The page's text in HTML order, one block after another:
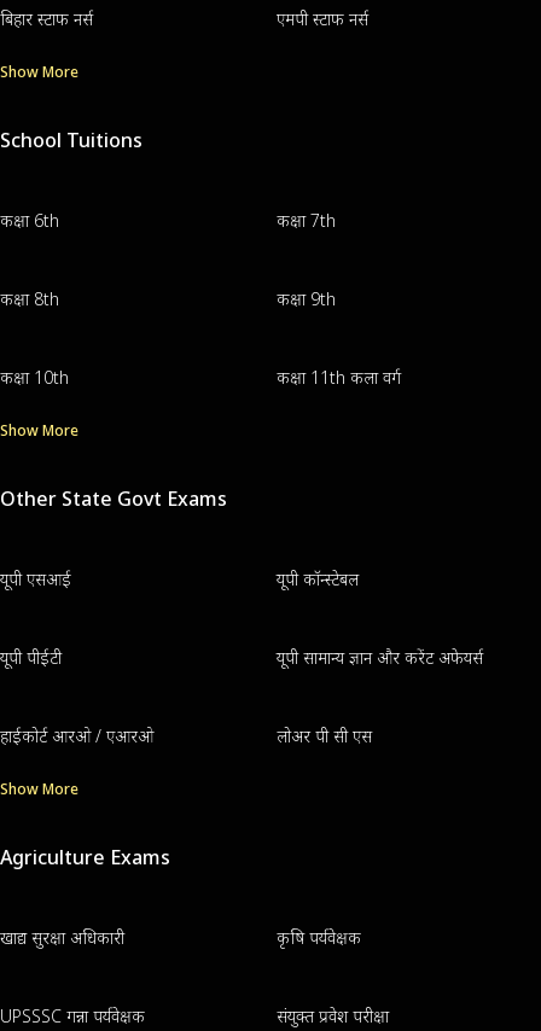
बिहार स्टाफ नर्स एमपी स्टाफ नर्स
Show More
School Tuitions
कक्षा 6th कक्षा 7th
कक्षा 8th कक्षा 9th
कक्षा 10th कक्षा 11th कला वर्ग
Show More
Other State Govt Exams
यूपी एसआई यूपी कॉन्स्टेबल
यूपी पीईटी यूपी सामान्य ज्ञान और करेंट अफेयर्स
हाईकोर्ट आरओ / एआरओ लोअर पी सी एस
Show More
Agriculture Exams
खाद्य सुरक्षा अधिकारी कृषि पर्यवेक्षक
UPSSSC गन्ना पर्यवेक्षक संयुक्त प्रवेश परीक्षा